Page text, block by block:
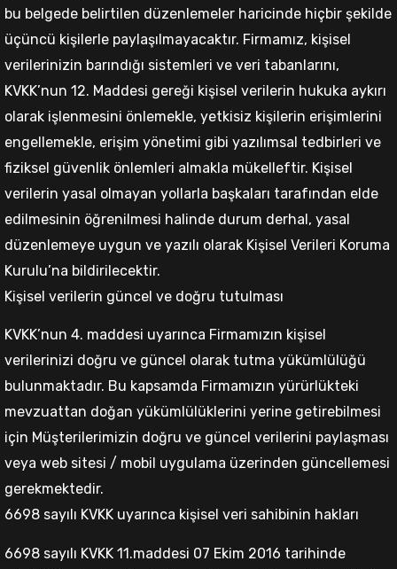
bu belgede belirtilen düzenlemeler haricinde hiçbir şekilde
üçüncü kişilerle paylaşılmayacaktır. Firmamız, kişisel
verilerinizin barındığı sistemleri ve veri tabanlarını,
KVKK’nun 12. Maddesi gereği kişisel verilerin hukuka aykırı
olarak işlenmesini önlemekle, yetkisiz kişilerin erişimlerini
engellemekle, erişim yönetimi gibi yazılımsal tedbirleri ve
fiziksel güvenlik önlemleri almakla mükelleftir. Kişisel
verilerin yasal olmayan yollarla başkaları tarafından elde
edilmesinin öğrenilmesi halinde durum derhal, yasal
düzenlemeye uygun ve yazılı olarak Kişisel Verileri Koruma
Kurulu’na bildirilecektir.
Kişisel verilerin güncel ve doğru tutulması
KVKK’nun 4. maddesi uyarınca Firmamızın kişisel
verilerinizi doğru ve güncel olarak tutma yükümlülüğü
bulunmaktadır. Bu kapsamda Firmamızın yürürlükteki
mevzuattan doğan yükümlülüklerini yerine getirebilmesi
için Müşterilerimizin doğru ve güncel verilerini paylaşması
veya web sitesi / mobil uygulama üzerinden güncellemesi
gerekmektedir.
6698 sayılı KVKK uyarınca kişisel veri sahibinin hakları
6698 sayılı KVKK 11.maddesi 07 Ekim 2016 tarihinde